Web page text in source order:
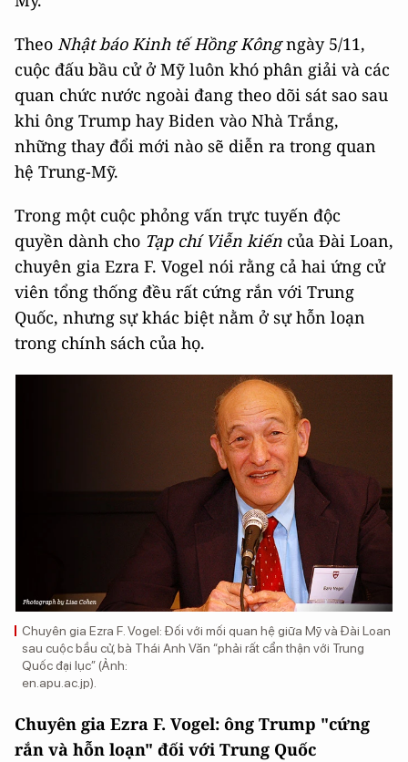
Theo Nhật báo Kinh tế Hồng Kôngngày 5/11,
cuộc đấu bầu cử ở Mỹ luôn khó phân giải và các
quan chức nước ngoài đang theo dõi sát sao sau
khi ông Trump hay Biden vào Nhà Trắng,
những thay đổi mới nào sẽ diễn ra trong quan
hệ Trung-Mỹ.
Trong một cuộc phỏng vấn trực tuyến độc
quyền dành cho Tạp chí Viễn kiến của Đài Loan,
chuyên gia Ezra F. Vogel nói rằng cả hai ứng cử
viên tổng thống đều rất cứng rắn với Trung
Quốc, nhưng sự khác biệt nằm ở sự hỗn loạn
trong chính sách của họ.
Chuyên gia Ezra F. Vogel: Đối với mối quan hệ giữa Mỹ và Đài Loan
sau cuộc bầu cử, bà Thái Anh Văn “phải rất cẩn thận với Trung
Quốc đại lục” (Ảnh:
en.apu.ac.jp).
Chuyên gia Ezra F. Vogel: ông Trump "cứng
rắn và hỗn loạn" đối với Trung Quốc